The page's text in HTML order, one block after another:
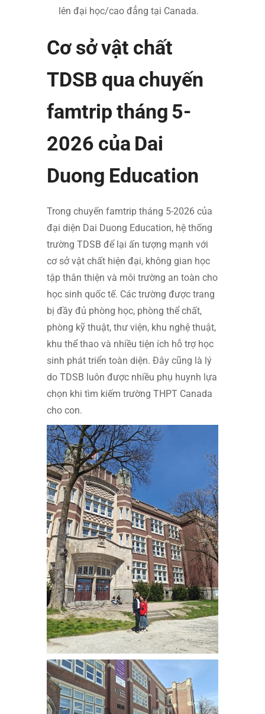
lên đại học/cao đẳng tại Canada.
Cơ sở vật chất
TDSB qua chuyến
famtrip tháng 5-
2026 của Dai
Duong Education
Trong chuyến famtrip tháng 5-2026 của
đại diện Dai Duong Education, hệ thống
trường TDSB để lại ấn tượng mạnh với
cơ sở vật chất hiện đại, không gian học
tập thân thiện và môi trường an toàn cho
học sinh quốc tế. Các trường được trang
bị đầy đủ phòng học, phòng thể chất,
phòng kỹ thuật, thư viện, khu nghệ thuật,
khu thể thao và nhiều tiện ích hỗ trợ học
sinh phát triển toàn diện. Đây cũng là lý
do TDSB luôn được nhiều phụ huynh lựa
chọn khi tìm kiếm trường THPT Canada
cho con.